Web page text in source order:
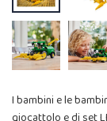
I bambini e le